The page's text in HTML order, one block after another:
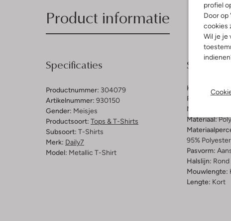
profiel
Door op
cookies
Wil je je
Product informatie
Specificaties
Productnummer: 304079
Artikelnummer: 930150
Gender: Meisjes
Productsoort: Tops & T-Shirts
Subsoort: T-Shirts
Merk: Daily7
Model: Metallic T-Shirt
Kleur:
Metallic
Patroon:
Materiaal
Materiaal:
95%
Pasvorm:
Halslijn: Rond
Mouwlengte:
Lengte: Kort